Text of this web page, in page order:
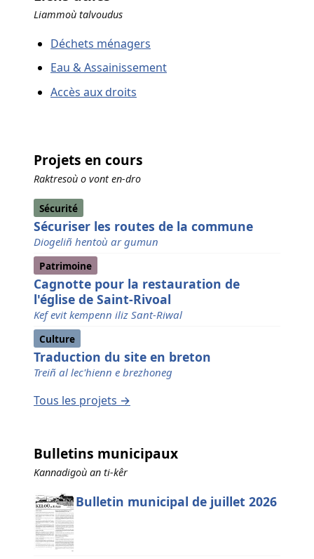
Liammoù talvoudus
Déchets ménagers
Eau & Assainissement
Accès aux droits
Projets en cours
Raktresoù o vont en-dro
Sécurité
Sécuriser les routes de la commune
Diogeliñ hentoù ar gumun
Patrimoine
Cagnotte pour la restauration de
l'église de Saint-Rivoal
Kef evit kempenn iliz Sant-Riwal
Culture
Traduction du site en breton
Treiñ al lec'hienn e brezhoneg
Tous les projets →
Bulletins municipaux
Kannadigoù an ti-kêr
Bulletin municipal de juillet 2026